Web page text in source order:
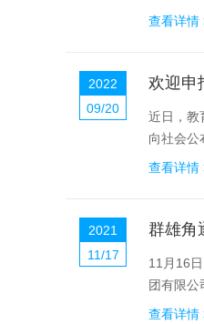
查看详情
2022
09/20
欢迎申
近日，教
向社会公
查看详情
2021
11/17
群雄角
11月16
团有限公
查看详情